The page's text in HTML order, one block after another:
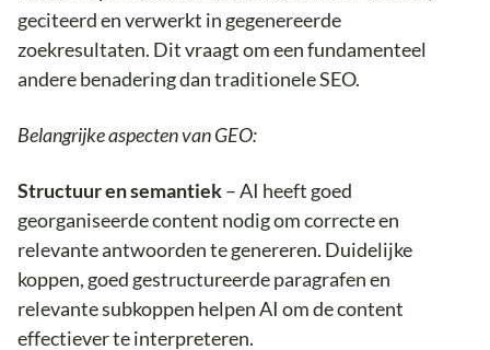
geciteerd en verwerkt in gegenereerde
zoekresultaten. Dit vraagt om een fundamenteel
andere benadering dan traditionele SEO.
Belangrijke aspecten van GEO:
Structuur en semantiek– AI heeft goed
georganiseerde content nodig om correcte en
relevante antwoorden te genereren. Duidelijke
koppen, goed gestructureerde paragrafen en
relevante subkoppen helpen AI om de content
effectiever te interpreteren.